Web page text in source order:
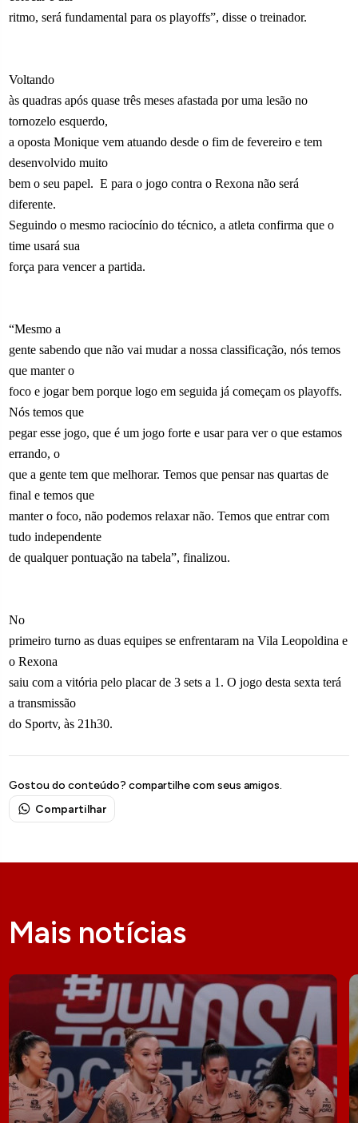
ritmo, será fundamental para os playoffs”, disse o treinador.
Voltando
às quadras após quase três meses afastada por uma lesão no
tornozelo esquerdo,
a oposta Monique vem atuando desde o fim de fevereiro e tem
desenvolvido muito
bem o seu papel. E para o jogo contra o Rexona não será
diferente.
Seguindo o mesmo raciocínio do técnico, a atleta confirma que o
time usará sua
força para vencer a partida.
“Mesmo a
gente sabendo que não vai mudar a nossa classificação, nós temos
que manter o
foco e jogar bem porque logo em seguida já começam os playoffs.
Nós temos que
pegar esse jogo, que é um jogo forte e usar para ver o que estamos
errando, o
que a gente tem que melhorar. Temos que pensar nas quartas de
final e temos que
manter o foco, não podemos relaxar não. Temos que entrar com
tudo independente
de qualquer pontuação na tabela”, finalizou.
No
primeiro turno as duas equipes se enfrentaram na Vila Leopoldina e
o Rexona
saiu com a vitória pelo placar de 3 sets a 1. O jogo desta sexta terá
a transmissão
do Sportv, às 21h30.
Gostou do conteúdo? compartilhe com seus amigos.
Compartilhar
Mais notícias